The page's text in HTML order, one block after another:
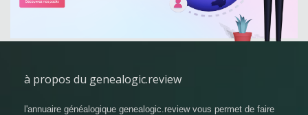
à propos du genealogic.review
l'annuaire généalogique genealogic.review vous permet de faire